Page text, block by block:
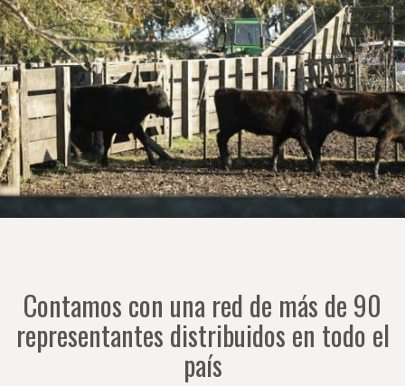
Contamos con una red de más de 90
representantes distribuidos en todo el
país